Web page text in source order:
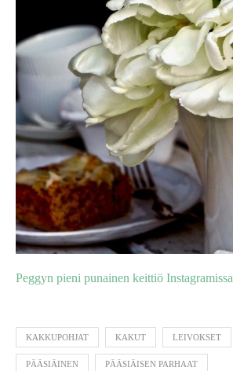
Peggyn pieni punainen keittiö Instagramissa
KAKKUPOHJAT KAKUT LEIVOKSET
PÄÄSIÄINEN PÄÄSIÄISEN PARHAAT